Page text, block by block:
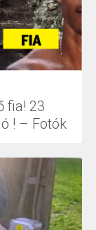
fia! 23
! – Fotók